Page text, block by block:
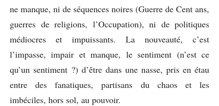
ne manque, ni de séquences noires (Guerre de Cent ans,
guerres de religions, l’Occupation), ni de politiques
médiocres et impuissants. La nouveauté, c’est
l’impasse, impair et manque, le sentiment (n’est ce
qu’un sentiment ?) d’être dans une nasse, pris en étau
entre des fanatiques, partisans du chaos et les
imbéciles, hors sol, au pouvoir.